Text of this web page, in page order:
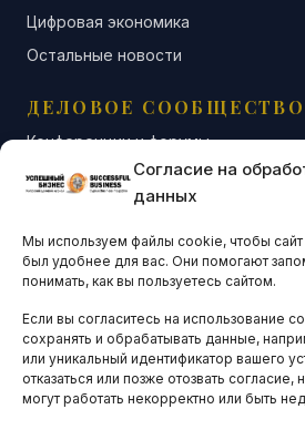
Согласие на
данных
Мы используем файлы cookie, чтобы сайт
был удобнее для вас. Они помогают
понимать, как вы пользуетесь сайтом.
Если вы согласитесь на использование
сохранять и обрабатывать данные,
или уникальный идентификатор вашего
отказаться или позже отозвать
могут работать некорректно или быть
Цифровая экономика
Остальные новости
ДЕЛОВОЕ СООБЩЕСТВО
Конференции и форумы
Бизнес-клубы и ассоциации
Остальные новости
АНАЛИТИКА И
ARTICLES IN ENGLISH
НАВИГАЦИЯ